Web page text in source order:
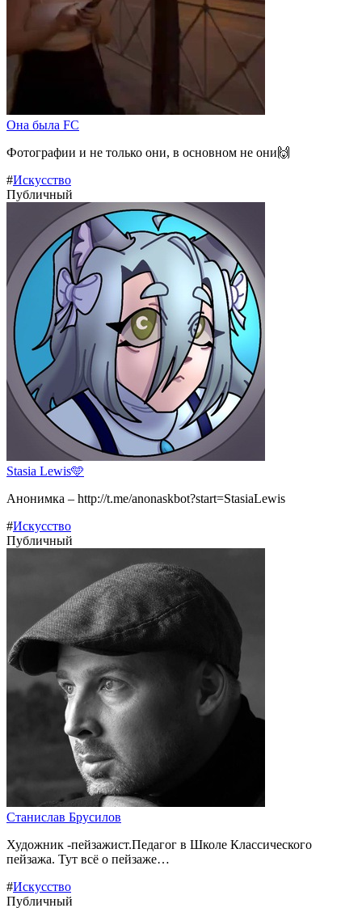
Она была FC
Фотографии и не только они, в основном не они🙌
#Искусство
Публичный
Stasia Lewis🩵
Анонимка – http://t.me/anonaskbot?start=StasiaLewis
#Искусство
Публичный
Станислав Брусилов
Художник -пейзажист.Педагог в Школе Классического
пейзажа. Тут всё о пейзаже…
#Искусство
Публичный